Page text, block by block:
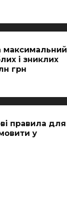
максимальний
і зниклих
грн
правила для
у